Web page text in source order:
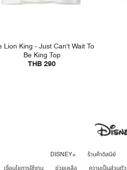
Lion King - Just Can't Wait To
Be King Top
THB 290
DISNEY+ ร้านค้าดิสนีย์
เงื่อนไขการใช้งาน ช่วยเหลือ ความเป็นส่วนตัว